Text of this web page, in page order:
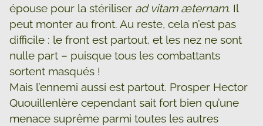
épouse pour la stériliser ad vitam æternam. Il
peut monter au front. Au reste, cela n’est pas
difficile : le front est partout, et les nez ne sont
nulle part – puisque tous les combattants
sortent masqués !
Mais l’ennemi aussi est partout. Prosper Hector
Quouillenlère cependant sait fort bien qu’une
menace suprême parmi toutes les autres